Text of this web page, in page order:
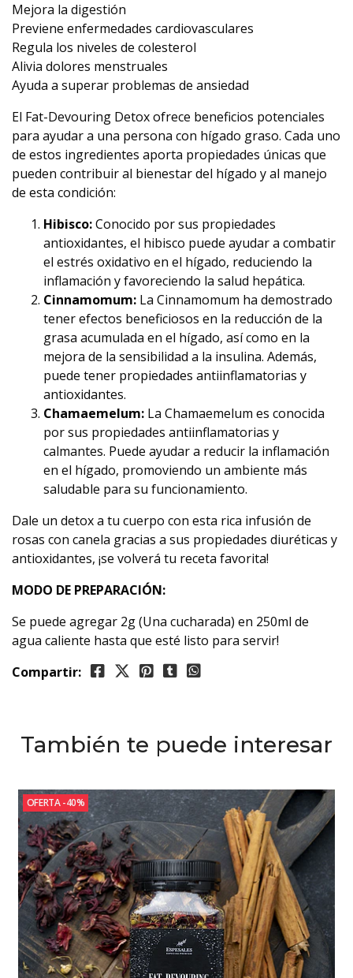
Mejora la digestión
Previene enfermedades cardiovasculares
Regula los niveles de colesterol
Alivia dolores menstruales
Ayuda a superar problemas de ansiedad
El Fat-Devouring Detox ofrece beneficios potenciales
para ayudar a una persona con hígado graso. Cada uno
de estos ingredientes aporta propiedades únicas que
pueden contribuir al bienestar del hígado y al manejo
de esta condición:
Hibisco:Conocido por sus propiedades
antioxidantes, el hibisco puede ayudar a combatir
el estrés oxidativo en el hígado, reduciendo la
inflamación y favoreciendo la salud hepática.
Cinnamomum: La Cinnamomum ha demostrado
tener efectos beneficiosos en la reducción de la
grasa acumulada en el hígado, así como en la
mejora de la sensibilidad a la insulina. Además,
puede tener propiedades antiinflamatorias y
antioxidantes.
Chamaemelum: La Chamaemelum es conocida
por sus propiedades antiinflamatorias y
calmantes. Puede ayudar a reducir la inflamación
en el hígado, promoviendo un ambiente más
saludable para su funcionamiento.
Dale un detox a tu cuerpo con esta rica infusión de
rosas con canela gracias a sus propiedades diuréticas y
antioxidantes, ¡se volverá tu receta favorita!
MODO DE PREPARACIÓN:
Se puede agregar 2g (Una cucharada) en 250ml de
agua caliente hasta que esté listo para servir!
Compartir:
También te puede interesar
OFERTA -40%